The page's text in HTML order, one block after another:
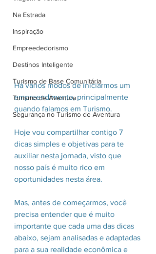
Na Estrada
Inspiração
Empreededorismo
Destinos Inteligente
Turismo de Base Comunitária
Turismo de Aventura
Segurança no Turismo de Aventura
Há vários modos de iniciarmos um
empreendimento, principalmente
quando falamos em Turismo.
Hoje vou compartilhar contigo 7
dicas simples e objetivas para te
auxiliar nesta jornada, visto que
nosso país é muito rico em
oportunidades nesta área.
Mas, antes de começarmos, você
precisa entender que é muito
importante que cada uma das dicas
abaixo, sejam analisadas e adaptadas
para a sua realidade econômica e